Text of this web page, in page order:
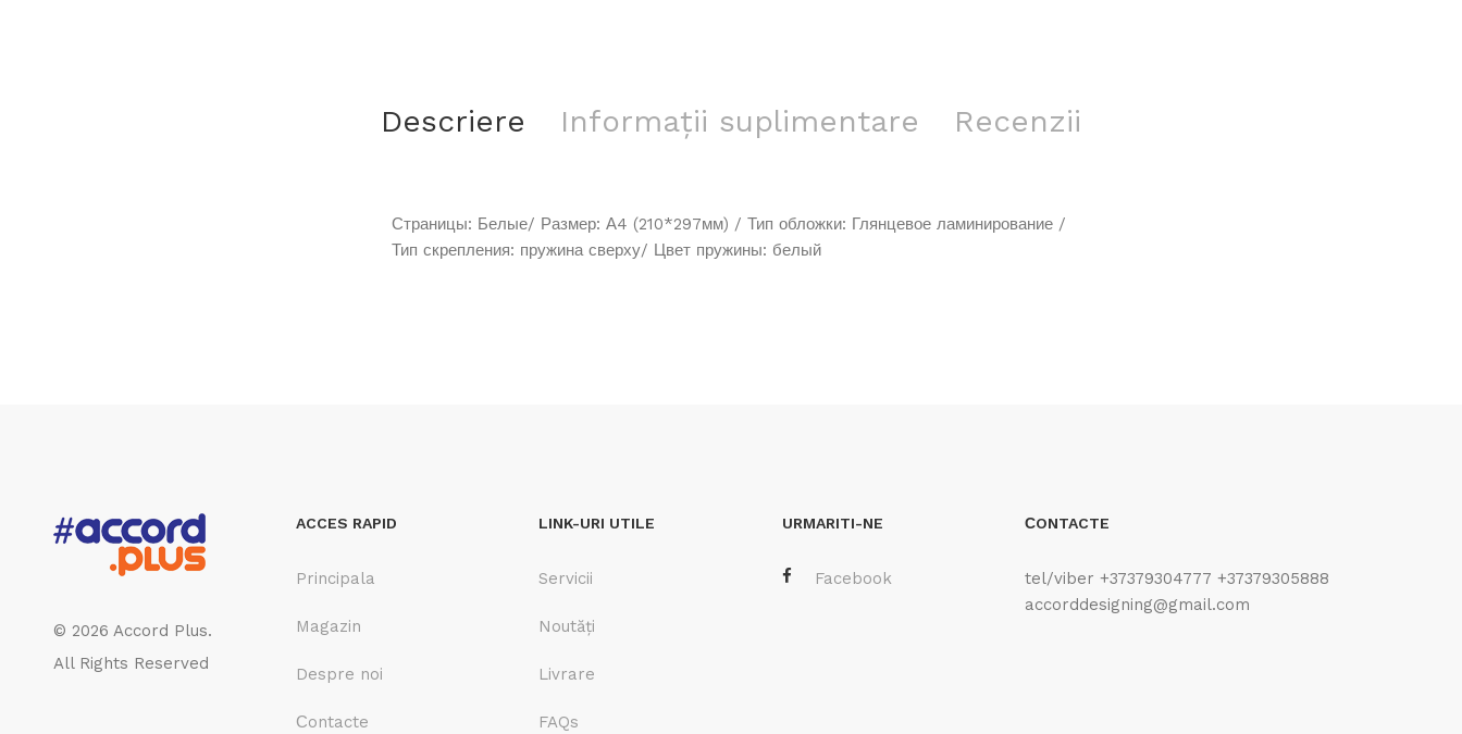
Descriere Informații suplimentare Recenzii
Страницы: Белые/ Размер: А4 (210*297мм) / Тип обложки: Глянцевое ламинирование /
Тип скрепления: пружина сверху/ Цвет пружины: белый
© 2026 Accord Plus.
All Rights Reserved
ACCES RAPID
Principala
Magazin
Despre noi
Сontacte
LINK-URI UTILE
Servicii
Noutăți
Livrare
FAQs
URMARITI-NE
Facebook
СONTACTE
tel/viber +37379304777 +37379305888
accorddesigning@gmail.com